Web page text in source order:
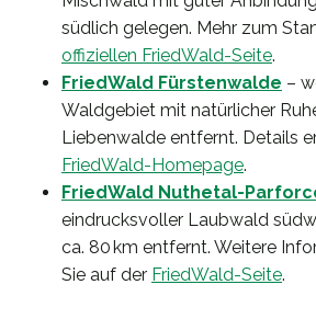
südlich gelegen. Mehr zum
offiziellen FriedWald-Seite.
FriedWald Fürstenwalde –
Waldgebiet mit natürlicher
Liebenwalde entfernt. Details
FriedWald-Homepage.
FriedWald Nuthetal-
eindrucksvoller Laubwald
ca. 80 km entfernt. Weitere
Sie auf der FriedWald-Seite.